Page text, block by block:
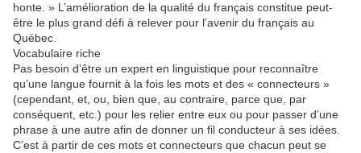
honte. » L’amélioration de la qualité du français constitue peut-
être le plus grand défi à relever pour l’avenir du français au
Québec.
Vocabulaire riche
Pas besoin d’être un expert en linguistique pour reconnaître
qu’une langue fournit à la fois les mots et des « connecteurs »
(cependant, et, ou, bien que, au contraire, parce que, par
conséquent, etc.) pour les relier entre eux ou pour passer d’une
phrase à une autre afin de donner un fil conducteur à ses idées.
C’est à partir de ces mots et connecteurs que chacun peut se